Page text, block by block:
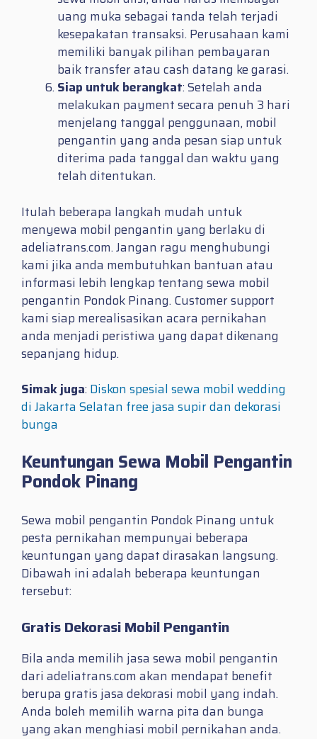
uang muka sebagai tanda telah terjadi
kesepakatan transaksi. Perusahaan kami
memiliki banyak pilihan pembayaran
baik transfer atau cash datang ke garasi.
Siap untuk berangkat: Setelah anda
melakukan payment secara penuh 3 hari
menjelang tanggal penggunaan, mobil
pengantin yang anda pesan siap untuk
diterima pada tanggal dan waktu yang
telah ditentukan.
Itulah beberapa langkah mudah untuk
menyewa mobil pengantin yang berlaku di
adeliatrans.com. Jangan ragu menghubungi
kami jika anda membutuhkan bantuan atau
informasi lebih lengkap tentang sewa mobil
pengantin Pondok Pinang. Customer support
kami siap merealisasikan acara pernikahan
anda menjadi peristiwa yang dapat dikenang
sepanjang hidup.
Simak juga: Diskon spesial sewa mobil wedding
di Jakarta Selatan free jasa supir dan dekorasi
bunga
Keuntungan Sewa Mobil Pengantin
Pondok Pinang
Sewa mobil pengantin Pondok Pinang untuk
pesta pernikahan mempunyai beberapa
keuntungan yang dapat dirasakan langsung.
Dibawah ini adalah beberapa keuntungan
tersebut:
Gratis Dekorasi Mobil Pengantin
Bila anda memilih jasa sewa mobil pengantin
dari adeliatrans.com akan mendapat benefit
berupa gratis jasa dekorasi mobil yang indah.
Anda boleh memilih warna pita dan bunga
yang akan menghiasi mobil pernikahan anda.